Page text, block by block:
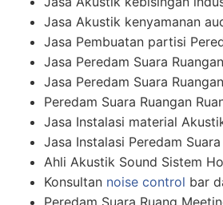
Jasa Akustik kenyamanan
Jasa Pembuatan partisi
Jasa Peredam Suara
Jasa Peredam Suara
Peredam Suara Ruangan
Jasa Instalasi material
Jasa Instalasi Peredam Suara
Ahli Akustik Sound Sistem
Konsultan noise control bar